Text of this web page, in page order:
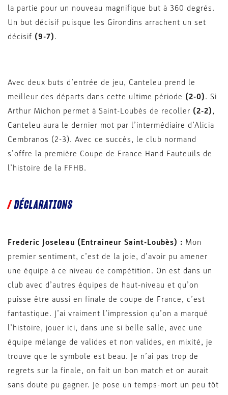
la partie pour un nouveau magnifique but à 360 degrés.
Un but décisif puisque les Girondins arrachent un set
décisif (9-7).
Avec deux buts d’entrée de jeu, Canteleu prend le
meilleur des départs dans cette ultime période (2-0). Si
Arthur Michon permet à Saint-Loubès de recoller (2-2),
Canteleu aura le dernier mot par l’intermédiaire d’Alicia
Cembranos (2-3). Avec ce succès, le club normand
s’offre la première Coupe de France Hand Fauteuils de
l’histoire de la FFHB.
DÉCLARATIONS
Frederic Joseleau (Entraineur Saint-Loubès) : Mon
premier sentiment, c’est de la joie, d’avoir pu amener
une équipe à ce niveau de compétition. On est dans un
club avec d’autres équipes de haut-niveau et qu’on
puisse être aussi en finale de coupe de France, c’est
fantastique. J’ai vraiment l’impression qu’on a marqué
l’histoire, jouer ici, dans une si belle salle, avec une
équipe mélange de valides et non valides, en mixité, je
trouve que le symbole est beau. Je n’ai pas trop de
regrets sur la finale, on fait un bon match et on aurait
sans doute pu gagner. Je pose un temps-mort un peu tôt